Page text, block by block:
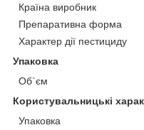
Країна виробник
Препаративна форма
Характер дії пестициду
Упаковка
Об`єм
Користувальницькі
Упаковка